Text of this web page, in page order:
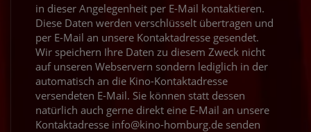
in dieser Angelegenheit per E-Mail kontaktieren.
Diese Daten werden verschlüsselt übertragen und
per E-Mail an unsere Kontaktadresse gesendet.
Wir speichern Ihre Daten zu diesem Zweck nicht
auf unseren Webservern sondern lediglich in der
automatisch an die Kino-Kontaktadresse
versendeten E-Mail. Sie können statt dessen
natürlich auch gerne direkt eine E-Mail an unsere
Kontaktadresse info@kino-homburg.de senden